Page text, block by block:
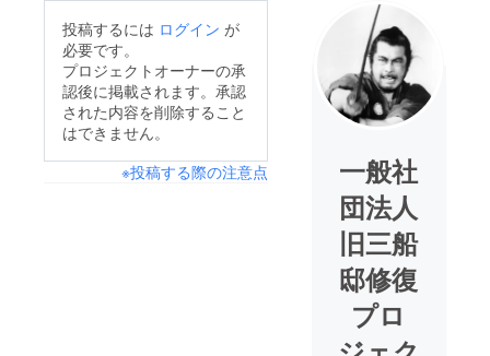
投稿するには ログイン が
必要です。
プロジェクトオーナーの承
認後に掲載されます。承認
された内容を削除すること
はできません。
※投稿する際の注意点
一般社
団法人
旧三船
邸修復
プロ